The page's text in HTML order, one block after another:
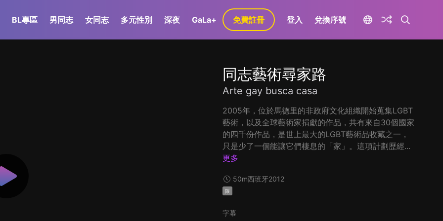
BL專區 男同志 女同志 多元性別 深夜 GaLa+ 免費註冊 登入 兌換序號
同志藝術尋家路
Arte gay busca casa
2005年，位於馬德里的非政府文化組織開始蒐集LGBT
藝術，以及全球藝術家捐獻的作品，共有來自30個國家
的四千份作品，是世上最大的LGBT藝術品收藏之一，
只是少了一個能讓它們棲息的「家」。這項計劃歷經...
更多
50m西班牙2012
限
字幕